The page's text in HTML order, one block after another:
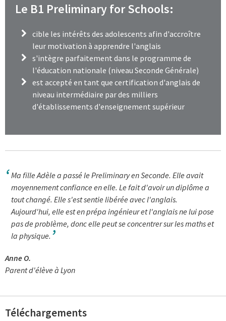
Le B1 Preliminary for Schools:
cible les intérêts des adolescents afin d'accroître
leur motivation à apprendre l'anglais
s'intègre parfaitement dans le programme de
l'éducation nationale (niveau Seconde Générale)
est accepté en tant que certification d'anglais de
niveau intermédiaire par des milliers
d'établissements d'enseignement supérieur
Ma fille Adèle a passé le Preliminary en Seconde. Elle avait
moyennement confiance en elle. Le fait d'avoir un diplôme a
tout changé. Elle s'est sentie libérée avec l'anglais.
Aujourd'hui, elle est en prépa ingénieur et l'anglais ne lui pose
pas de problème, donc elle peut se concentrer sur les maths et
la physique.
Anne O.
Parent d'élève à Lyon
Téléchargements